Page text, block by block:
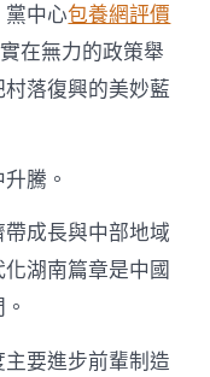
黨中心包養網評價
在無力的政策舉
落復興的美妙藍
騰。
帶成長與中部地域
湖南篇章是中國
要進步前輩制造